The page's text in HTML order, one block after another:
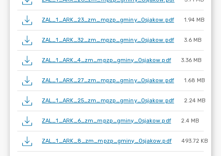
ZAL_1_ARK_23_zm_mpzp_gminy_Osjakow.pdf 1.94 MB
ZAL_1_ARK_32_zm_mpzp_gminy_Osjakow.pdf 3.6 MB
ZAL_1_ARK_4_zm_mpzp_gminy_Osjakow.pdf 3.36 MB
ZAL_1_ARK_27_zm_mpzp_gminy_Osjakow.pdf 1.68 MB
ZAL_1_ARK_25_zm_mpzp_gminy_Osjakow.pdf 2.24 MB
ZAL_1_ARK_6_zm_mpzp_gminy_Osjakow.pdf 2.4 MB
ZAL_1_ARK_8_zm_mpzp_gminy_Osjakow.pdf 493.72 KB